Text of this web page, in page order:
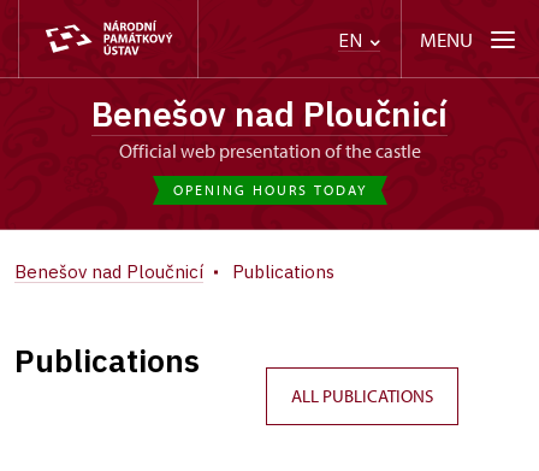
EN MENU
Benešov nad Ploučnicí
Official web presentation of the castle
OPENING HOURS TODAY
Benešov nad Ploučnicí Publications
Publications
ALL PUBLICATIONS